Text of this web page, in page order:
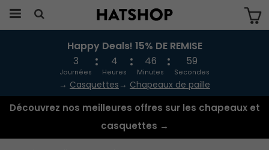
Produkten har blivit tillagd i varukorgen
Happy Deals! 15% DE REMISE
3
Journées
4
Heures
46
Minutes
59
Secondes
→ Casquettes → Chapeaux de paille
Découvrez nos meilleures offres sur les chapeaux et
casquettes →